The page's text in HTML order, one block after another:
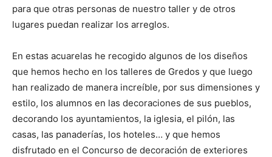
para que otras personas de nuestro taller y de otros
lugares puedan realizar los arreglos.
En estas acuarelas he recogido algunos de los diseños
que hemos hecho en los talleres de Gredos y que luego
han realizado de manera increíble, por sus dimensiones y
estilo, los alumnos en las decoraciones de sus pueblos,
decorando los ayuntamientos, la iglesia, el pilón, las
casas, las panaderías, los hoteles… y que hemos
disfrutado en el Concurso de decoración de exteriores